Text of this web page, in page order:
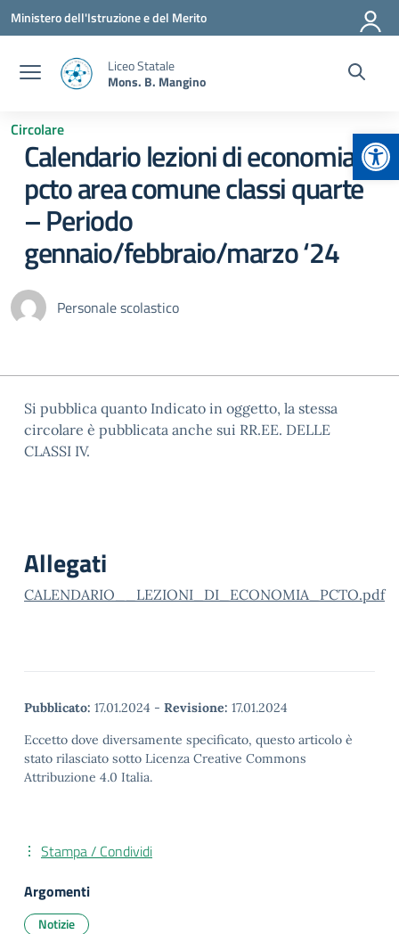
Vai ai contenuti
Vai al menu di navigazione
Vai al footer
Ministero dell'Istruzione e del Merito
Liceo Statale
Mons. B. Mangino
Circolare
Calendario lezioni di economia-
pcto area comune classi quarte
– Periodo
gennaio/febbraio/marzo ‘24
Personale scolastico
Si pubblica quanto Indicato in oggetto, la stessa
circolare è pubblicata anche sui RR.EE. DELLE
CLASSI IV.
Allegati
CALENDARIO__LEZIONI_DI_ECONOMIA_PCTO.pdf
Pubblicato: 17.01.2024 - Revisione: 17.01.2024
Eccetto dove diversamente specificato, questo articolo è
stato rilasciato sotto Licenza Creative Commons
Attribuzione 4.0 Italia.
Stampa / Condividi
Argomenti
Notizie